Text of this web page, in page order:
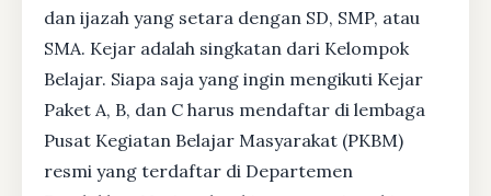
dan ijazah yang setara dengan SD, SMP, atau
SMA. Kejar adalah singkatan dari Kelompok
Belajar. Siapa saja yang ingin mengikuti Kejar
Paket A, B, dan C harus mendaftar di lembaga
Pusat Kegiatan Belajar Masyarakat (PKBM)
resmi yang terdaftar di Departemen